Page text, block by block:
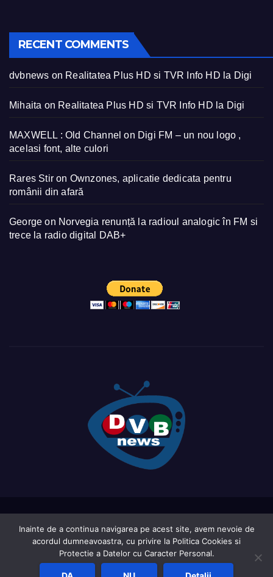
RECENT COMMENTS
dvbnews on Realitatea Plus HD si TVR Info HD la Digi
Mihaita on Realitatea Plus HD si TVR Info HD la Digi
MAXWELL : Old Channel on Digi FM – un nou logo ,
acelasi font, alte culori
Rares Stir on Ownzones, aplicatie dedicata pentru
românii din afară
George on Norvegia renunță la radioul analogic în FM si
trece la radio digital DAB+
Acasa Ce este DVB-ul? LIVE TV ( in curs de actualizare )
Report an active frequency Sat Shop List
Inainte de a continua navigarea pe acest site, avem nevoie de
acordul dumneavoastra, cu privire la Politica Cookies si
Protectie a Datelor cu Caracter Personal.